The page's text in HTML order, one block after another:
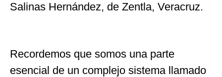
Salinas Hernández, de Zentla, Veracruz.
Recordemos que somos una parte
esencial de un complejo sistema llamado